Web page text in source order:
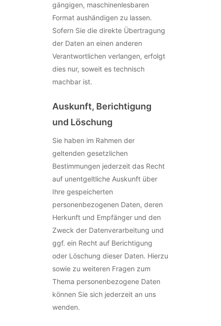
gängigen, maschinenlesbaren
Format aushändigen zu lassen.
Sofern Sie die direkte Übertragung
der Daten an einen anderen
Verantwortlichen verlangen, erfolgt
dies nur, soweit es technisch
machbar ist.
Auskunft, Berichtigung
und Löschung
Sie haben im Rahmen der
geltenden gesetzlichen
Bestimmungen jederzeit das Recht
auf unentgeltliche Auskunft über
Ihre gespeicherten
personenbezogenen Daten, deren
Herkunft und Empfänger und den
Zweck der Datenverarbeitung und
ggf. ein Recht auf Berichtigung
oder Löschung dieser Daten. Hierzu
sowie zu weiteren Fragen zum
Thema personenbezogene Daten
können Sie sich jederzeit an uns
wenden.